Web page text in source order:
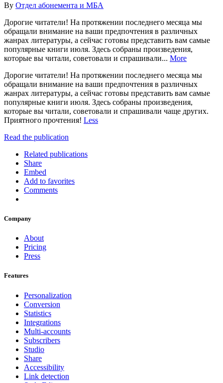
By Отдел абонемента и МБА
Дорогие читатели! На протяжении последнего месяца мы
обращали внимание на ваши предпочтения в различных
жанрах литературы, а сейчас готовы представить вам самые
популярные книги июля. Здесь собраны произведения,
которые вы читали, советовали и спрашивали... More
Дорогие читатели! На протяжении последнего месяца мы
обращали внимание на ваши предпочтения в различных
жанрах литературы, а сейчас готовы представить вам самые
популярные книги июля. Здесь собраны произведения,
которые вы читали, советовали и спрашивали чаще других.
Приятного прочтения! Less
Read the publication
Related publications
Share
Embed
Add to favorites
Comments
Company
About
Pricing
Press
Features
Personalization
Conversion
Statistics
Integrations
Multi-accounts
Subscribers
Studio
Share
Accessibility
Link detection